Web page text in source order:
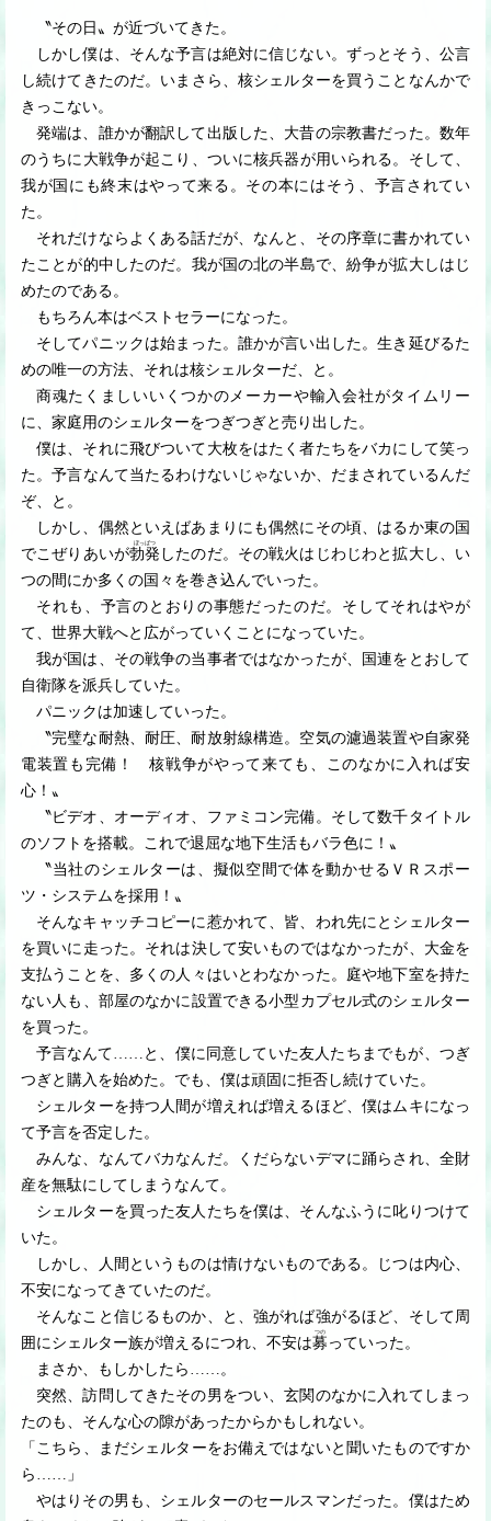
〝その日〟が近づいてきた。
しかし僕は、そんな予言は絶対に信じない。ずっとそう、公言
し続けてきたのだ。いまさら、核シェルターを買うことなんかで
きっこない。
発端は、誰かが翻訳して出版した、大昔の宗教書だった。数年
のうちに大戦争が起こり、ついに核兵器が用いられる。そして、
我が国にも終末はやって来る。その本にはそう、予言されてい
た。
それだけならよくある話だが、なんと、その序章に書かれてい
たことが的中したのだ。我が国の北の半島で、紛争が拡大しはじ
めたのである。
もちろん本はベストセラーになった。
そしてパニックは始まった。誰かが言い出した。生き延びるた
めの唯一の方法、それは核シェルターだ、と。
商魂たくましいいくつかのメーカーや輸入会社がタイムリー
に、家庭用のシェルターをつぎつぎと売り出した。
僕は、それに飛びついて大枚をはたく者たちをバカにして笑っ
た。予言なんて当たるわけないじゃないか、だまされているんだ
ぞ、と。
しかし、偶然といえばあまりにも偶然にその頃、はるか東の国
でこぜりあいが勃発
ぼっぱつ
したのだ。その戦火はじわじわと拡大し、い
つの間にか多くの国々を巻き込んでいった。
それも、予言のとおりの事態だったのだ。そしてそれはやが
て、世界大戦へと広がっていくことになっていた。
我が国は、その戦争の当事者ではなかったが、国連をとおして
自衛隊を派兵していた。
パニックは加速していった。
〝完璧な耐熱、耐圧、耐放射線構造。空気の濾過装置や自家発
電装置も完備！ 核戦争がやって来ても、このなかに入れば安
心！〟
〝ビデオ、オーディオ、ファミコン完備。そして数千タイトル
のソフトを搭載。これで退屈な地下生活もバラ色に！〟
〝当社のシェルターは、擬似空間で体を動かせるＶＲスポー
ツ・システムを採用！〟
そんなキャッチコピーに惹かれて、皆、われ先にとシェルター
を買いに走った。それは決して安いものではなかったが、大金を
支払うことを、多くの人々はいとわなかった。庭や地下室を持た
ない人も、部屋のなかに設置できる小型カプセル式のシェルター
を買った。
予言なんて
と、僕に同意していた友人たちまでもが、つぎ
つぎと購入を始めた。でも、僕は頑固に拒否し続けていた。
シェルターを持つ人間が増えれば増えるほど、僕はムキになっ
て予言を否定した。
みんな、なんてバカなんだ。くだらないデマに踊らされ、全財
産を無駄にしてしまうなんて。
シェルターを買った友人たちを僕は、そんなふうに叱りつけて
いた。
しかし、人間というものは情けないものである。じつは内心、
不安になってきていたのだ。
そんなこと信じるものか、と、強がれば強がるほど、そして周
囲にシェルター族が増えるにつれ、不安は募
つの
っていった。
まさか、もしかしたら
。
突然、訪問してきたその男をつい、玄関のなかに入れてしまっ
たのも、そんな心の隙があったからかもしれない。
「こちら、まだシェルターをお備えではないと聞いたものですか
ら
」
やはりその男も、シェルターのセールスマンだった。僕はため